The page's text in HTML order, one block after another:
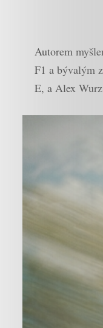
Autorem
F1 a bývalým
E, a Alex